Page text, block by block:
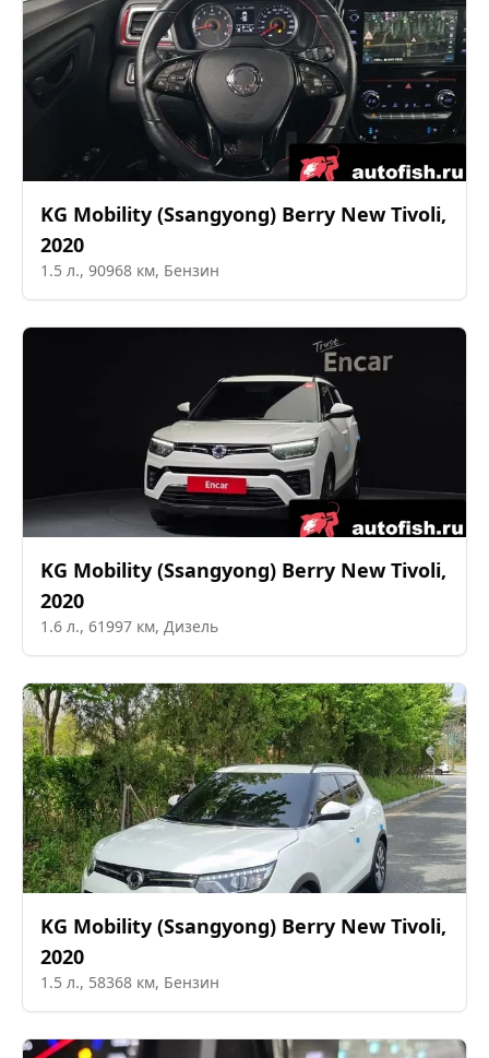
KG Mobility (Ssangyong) Berry New Tivoli,
2020
1.5 л., 90968 км, Бензин
KG Mobility (Ssangyong) Berry New Tivoli,
2020
1.6 л., 61997 км, Дизель
KG Mobility (Ssangyong) Berry New Tivoli,
2020
1.5 л., 58368 км, Бензин